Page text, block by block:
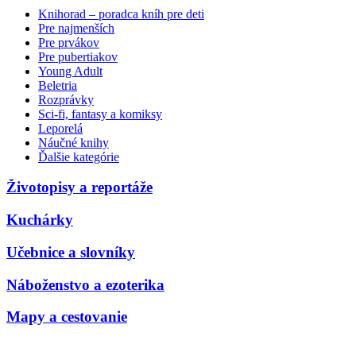
Knihorad – poradca kníh pre deti
Pre najmenších
Pre prvákov
Pre pubertiakov
Young Adult
Beletria
Rozprávky
Sci-fi, fantasy a komiksy
Leporelá
Náučné knihy
Ďalšie kategórie
Životopisy a reportáže
Kuchárky
Učebnice a slovníky
Náboženstvo a ezoterika
Mapy a cestovanie